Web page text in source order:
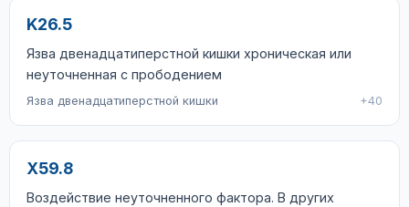
K26.5
Язва двенадцатиперстной кишки хроническая или
неуточненная с прободением
Язва двенадцатиперстной кишки +40
X59.8
Воздействие неуточненного фактора. В других